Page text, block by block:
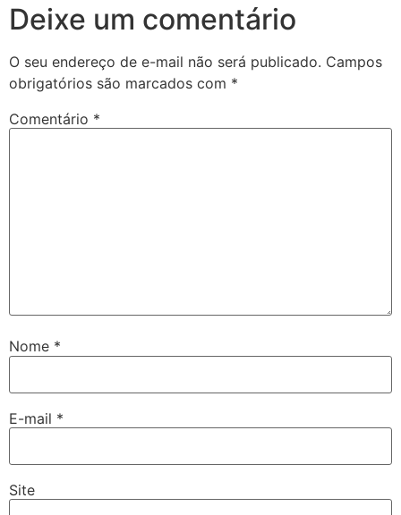
Deixe um comentário
O seu endereço de e-mail não será publicado. Campos
obrigatórios são marcados com *
Comentário *
Nome *
E-mail *
Site